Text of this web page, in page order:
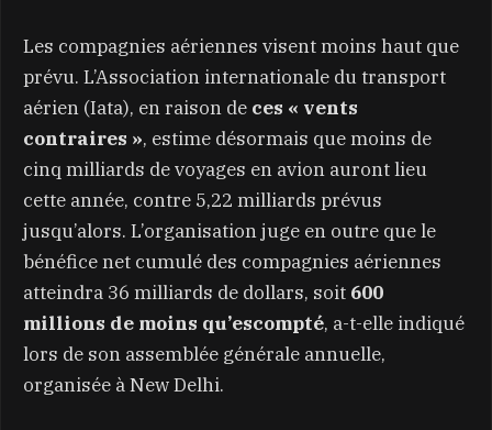
Les compagnies aériennes visent moins haut que
prévu. L’Association internationale du transport
aérien (Iata), en raison de ces « vents
contraires », estime désormais que moins de
cinq milliards de voyages en avion auront lieu
cette année, contre 5,22 milliards prévus
jusqu’alors. L’organisation juge en outre que le
bénéfice net cumulé des compagnies aériennes
atteindra 36 milliards de dollars, soit 600
millions de moins qu’escompté, a-t-elle indiqué
lors de son assemblée générale annuelle,
organisée à New Delhi.